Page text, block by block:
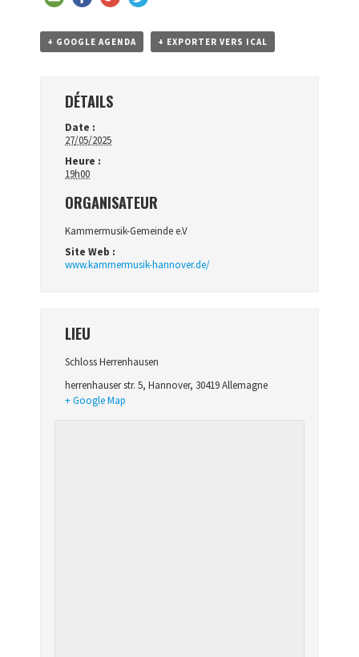
+ GOOGLE AGENDA + EXPORTER VERS ICAL
DÉTAILS
Date :
27/05/2025
Heure :
19h00
ORGANISATEUR
Kammermusik-Gemeinde e.V
Site Web :
www.kammermusik-hannover.de/
LIEU
Schloss Herrenhausen
herrenhauser str. 5, Hannover, 30419Allemagne
+ Google Map